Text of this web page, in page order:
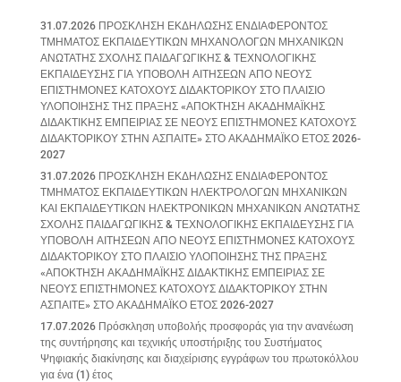
31.07.2026 ΠΡΟΣΚΛΗΣΗ ΕΚΔΗΛΩΣΗΣ ΕΝΔΙΑΦΕΡΟΝΤΟΣ
ΤΜΗΜΑΤΟΣ ΕΚΠΑΙΔΕΥΤΙΚΩΝ ΜΗΧΑΝΟΛΟΓΩΝ ΜΗΧΑΝΙΚΩΝ
ΑΝΩΤΑΤΗΣ ΣΧΟΛΗΣ ΠΑΙΔΑΓΩΓΙΚΗΣ & ΤΕΧΝΟΛΟΓΙΚΗΣ
ΕΚΠΑΙΔΕΥΣΗΣ ΓΙΑ ΥΠΟΒΟΛΗ ΑΙΤΗΣΕΩΝ ΑΠΟ ΝΕΟΥΣ
ΕΠΙΣΤΗΜΟΝΕΣ ΚΑΤΟΧΟΥΣ ΔΙΔΑΚΤΟΡΙΚΟΥ ΣΤΟ ΠΛΑΙΣΙΟ
ΥΛΟΠΟΙΗΣΗΣ ΤΗΣ ΠΡΑΞΗΣ «ΑΠΟΚΤΗΣΗ ΑΚΑΔΗΜΑΪΚΗΣ
ΔΙΔΑΚΤΙΚΗΣ ΕΜΠΕΙΡΙΑΣ ΣΕ ΝΕΟΥΣ ΕΠΙΣΤΗΜΟΝΕΣ ΚΑΤΟΧΟΥΣ
ΔΙΔΑΚΤΟΡΙΚΟΥ ΣΤΗΝ ΑΣΠΑΙΤΕ» ΣΤΟ ΑΚΑΔΗΜΑΪΚΟ ΕΤΟΣ 2026-
2027
31.07.2026 ΠΡΟΣΚΛΗΣΗ ΕΚΔΗΛΩΣΗΣ ΕΝΔΙΑΦΕΡΟΝΤΟΣ
ΤΜΗΜΑΤΟΣ ΕΚΠΑΙΔΕΥΤΙΚΩΝ ΗΛΕΚΤΡΟΛΟΓΩΝ ΜΗΧΑΝΙΚΩΝ
ΚΑΙ ΕΚΠΑΙΔΕΥΤΙΚΩΝ ΗΛΕΚΤΡΟΝΙΚΩΝ ΜΗΧΑΝΙΚΩΝ ΑΝΩΤΑΤΗΣ
ΣΧΟΛΗΣ ΠΑΙΔΑΓΩΓΙΚΗΣ & ΤΕΧΝΟΛΟΓΙΚΗΣ ΕΚΠΑΙΔΕΥΣΗΣ ΓΙΑ
ΥΠΟΒΟΛΗ ΑΙΤΗΣΕΩΝ ΑΠΟ ΝΕΟΥΣ ΕΠΙΣΤΗΜΟΝΕΣ ΚΑΤΟΧΟΥΣ
ΔΙΔΑΚΤΟΡΙΚΟΥ ΣΤΟ ΠΛΑΙΣΙΟ ΥΛΟΠΟΙΗΣΗΣ ΤΗΣ ΠΡΑΞΗΣ
«ΑΠΟΚΤΗΣΗ ΑΚΑΔΗΜΑΪΚΗΣ ΔΙΔΑΚΤΙΚΗΣ ΕΜΠΕΙΡΙΑΣ ΣΕ
ΝΕΟΥΣ ΕΠΙΣΤΗΜΟΝΕΣ ΚΑΤΟΧΟΥΣ ΔΙΔΑΚΤΟΡΙΚΟΥ ΣΤΗΝ
ΑΣΠΑΙΤΕ» ΣΤΟ ΑΚΑΔΗΜΑΪΚΟ ΕΤΟΣ 2026-2027
17.07.2026 Πρόσκληση υποβολής προσφοράς για την ανανέωση
της συντήρησης και τεχνικής υποστήριξης του Συστήματος
Ψηφιακής διακίνησης και διαχείρισης εγγράφων του πρωτοκόλλου
για ένα (1) έτος